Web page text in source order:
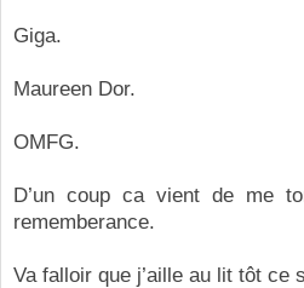
Giga.
Maureen Dor.
OMFG.
D’un coup ca vient de me
rememberance.
Va falloir que j’aille au lit tôt ce